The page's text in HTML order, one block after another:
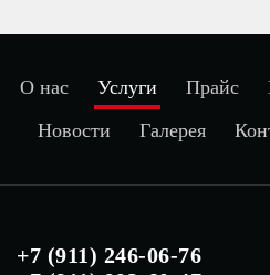
О нас Услуги Прайс
Новости
Галерея
+7 (911) 246-06-76